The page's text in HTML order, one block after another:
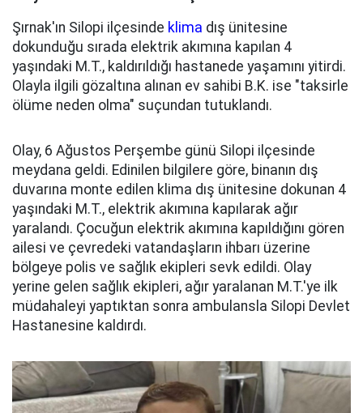
Şırnak'ın Silopi ilçesinde klima dış ünitesine
dokunduğu sırada elektrik akımına kapılan 4
yaşındaki M.T., kaldırıldığı hastanede yaşamını yitirdi.
Olayla ilgili gözaltına alınan ev sahibi B.K. ise "taksirle
ölüme neden olma" suçundan tutuklandı.
Olay, 6 Ağustos Perşembe günü Silopi ilçesinde
meydana geldi. Edinilen bilgilere göre, binanın dış
duvarına monte edilen klima dış ünitesine dokunan 4
yaşındaki M.T., elektrik akımına kapılarak ağır
yaralandı. Çocuğun elektrik akımına kapıldığını gören
ailesi ve çevredeki vatandaşların ihbarı üzerine
bölgeye polis ve sağlık ekipleri sevk edildi. Olay
yerine gelen sağlık ekipleri, ağır yaralanan M.T.'ye ilk
müdahaleyi yaptıktan sonra ambulansla Silopi Devlet
Hastanesine kaldırdı.